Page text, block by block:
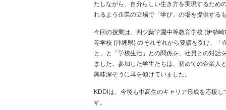
たしながら、自分らしい生き方を実現するため
れるよう企業の立場で「学び」の場を提供する
今回の授業は、四ツ葉学園中等教育学校 (伊勢
等学校 (沖縄県) のそれぞれから要請を受け、「
と」と「学校生活」との関係を、社員との対話
ました。参加した学生たちは、初めての企業人
興味深そうに耳を傾けていました。
KDDIは、今後も中高生のキャリア形成を応援し
す。